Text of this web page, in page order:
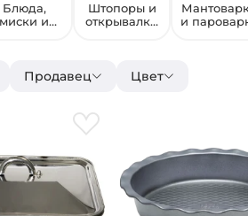
Блюда,
миски и
Штопоры и
открывалки
и
Продавец Цвет